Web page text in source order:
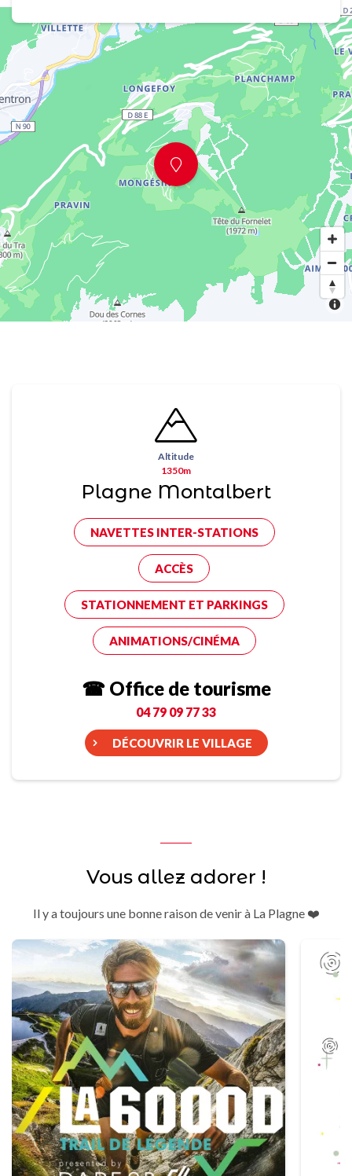
Altitude
1350m
Plagne Montalbert
NAVETTES INTER-STATIONS
ACCÈS
STATIONNEMENT ET PARKINGS
ANIMATIONS/CINÉMA
☎ Office de tourisme
04 79 09 77 33
DÉCOUVRIR LE VILLAGE
Vous allez adorer !
Il y a toujours une bonne raison de venir à La Plagne ❤️